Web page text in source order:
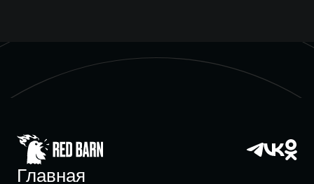
Главная